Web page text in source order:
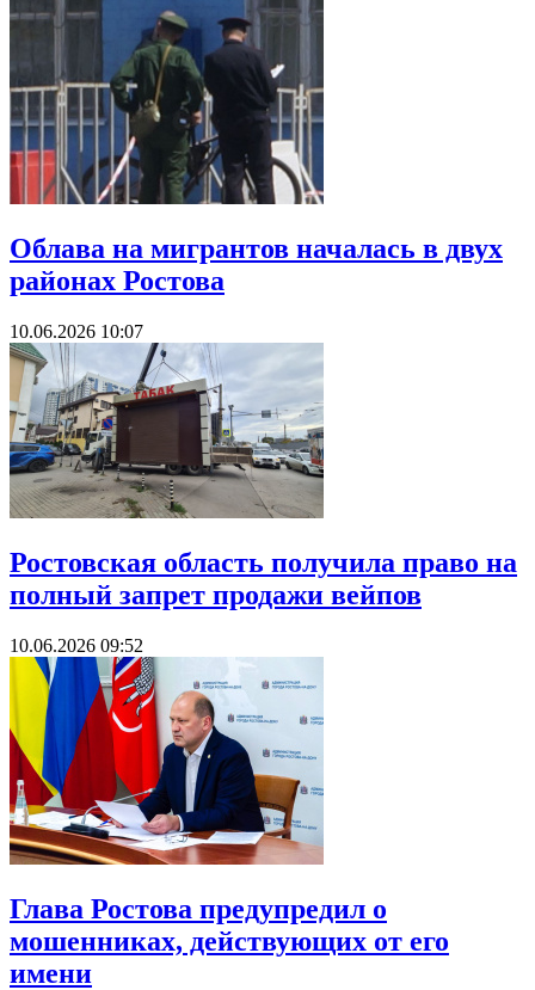
Облава на мигрантов началась в двух
районах Ростова
10.06.2026 10:07
Ростовская область получила право на
полный запрет продажи вейпов
10.06.2026 09:52
Глава Ростова предупредил о
мошенниках, действующих от его
имени